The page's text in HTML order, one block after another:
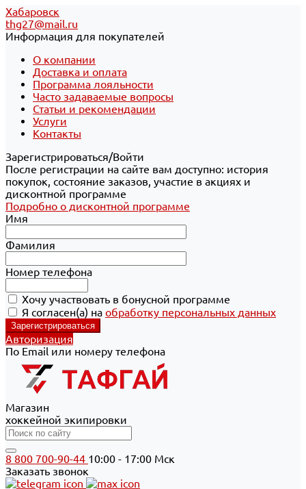
Хабаровск
thg27@mail.ru
Информация для покупателей
О компании
Доставка и оплата
Программа лояльности
Часто задаваемые вопросы
Статьи и рекомендации
Услуги
Контакты
Зарегистрироваться/Войти
После регистрации на сайте вам доступно: история
покупок, состояние заказов, участие в акциях и
дисконтной программе
Подробно о дисконтной программе
Имя
Фамилия
Номер телефона
Хочу участвовать в бонусной программе
Я согласен(а) на обработку персональных данных
Авторизация
По Email или номеру телефона
Магазин
хоккейной экипировки
8 800 700-90-44 10:00 - 17:00 Мск
Заказать звонок